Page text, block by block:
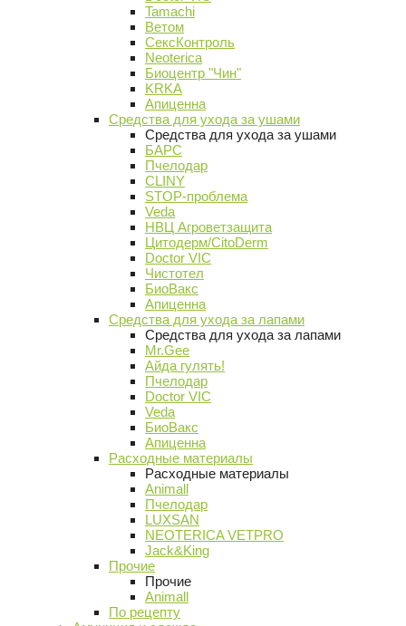
Tamachi
Ветом
СексКонтроль
Neoterica
Биоцентр "Чин"
KRKA
Апиценна
Средства для ухода за ушами
Средства для ухода за ушами
БАРС
Пчелодар
CLINY
STOP-проблема
Veda
НВЦ Агроветзащита
Цитодерм/CitoDerm
Doctor VIC
Чистотел
БиоВакс
Апиценна
Средства для ухода за лапами
Средства для ухода за лапами
Mr.Gee
Айда гулять!
Пчелодар
Doctor VIC
Veda
БиоВакс
Апиценна
Расходные материалы
Расходные материалы
Animall
Пчелодар
LUXSAN
NEOTERICA VETPRO
Jack&King
Прочие
Прочие
Animall
По рецепту